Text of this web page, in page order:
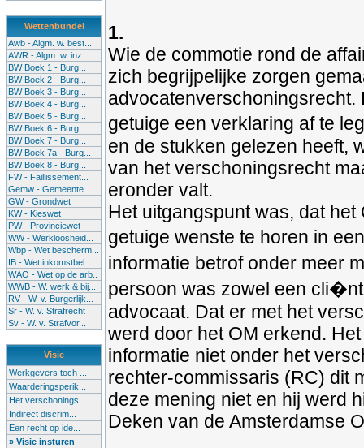
Wettenbundel
Awb - Algm. w. best...
AWR - Algm. w. inz...
BW Boek 1 - Burg...
BW Boek 2 - Burg...
BW Boek 3 - Burg...
BW Boek 4 - Burg...
BW Boek 5 - Burg...
BW Boek 6 - Burg...
BW Boek 7 - Burg...
BW Boek 7a - Burg...
BW Boek 8 - Burg...
FW - Faillissement...
Gemw - Gemeente...
GW - Grondwet
KW - Kieswet
PW - Provinciewet
WW - Werkloosheid...
Wbp - Wet bescherm...
IB - Wet inkomstbel...
WAO - Wet op de arb..
WWB - W. werk & bij...
RV - W. v. Burgerlijk...
Sr - W. v. Strafrecht
Sv - W. v. Strafvor...
Visie
Werkgevers toch ...
Waarderingsperik...
Het verschonings...
Indirect discrim...
Een recht op ide...
» Visie insturen
1.
Wie de commotie rond de
zich begrijpelijke zorgen
getuige een verklaring af te
en de stukken gelezen heeft,
van het verschoningsrecht
eronder valt.
Het uitgangspunt was, dat
getuige wenste te horen in
informatie betrof onder meer
persoon was zowel een
advocaat. Dat er met het
werd door het OM erkend.
informatie niet onder het
rechter-commissaris (RC) dit
deze mening niet en hij werd
Deken van de Amsterdamse